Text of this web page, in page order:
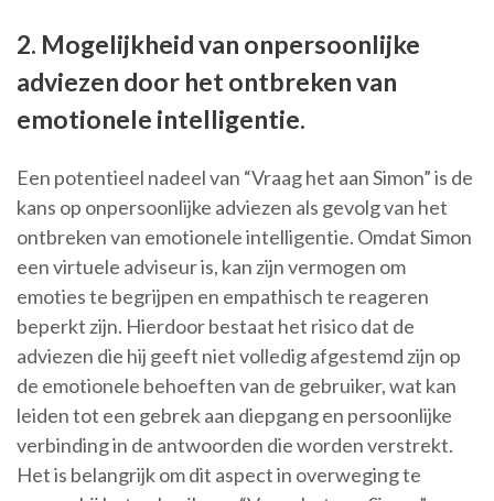
2. Mogelijkheid van onpersoonlijke
adviezen door het ontbreken van
emotionele intelligentie.
Een potentieel nadeel van “Vraag het aan Simon” is de
kans op onpersoonlijke adviezen als gevolg van het
ontbreken van emotionele intelligentie. Omdat Simon
een virtuele adviseur is, kan zijn vermogen om
emoties te begrijpen en empathisch te reageren
beperkt zijn. Hierdoor bestaat het risico dat de
adviezen die hij geeft niet volledig afgestemd zijn op
de emotionele behoeften van de gebruiker, wat kan
leiden tot een gebrek aan diepgang en persoonlijke
verbinding in de antwoorden die worden verstrekt.
Het is belangrijk om dit aspect in overweging te